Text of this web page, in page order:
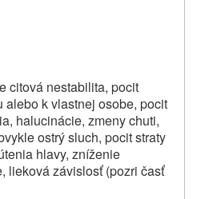
citová nestabilita, pocit
alebo k vlastnej osobe, pocit
halucinácie, zmeny chuti,
ostrý sluch, pocit straty
hlavy, zníženie
lieková závislosť (pozri časť